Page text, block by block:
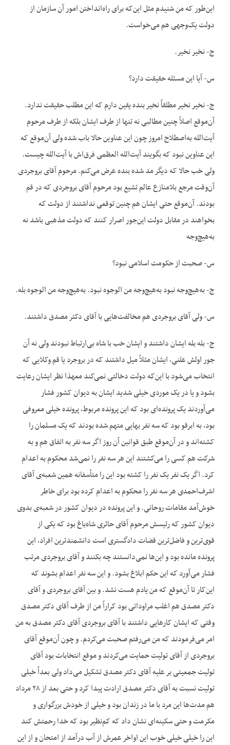
این‌طور که من شنیدم مثل این‌که برای راه‌انداختن امور آن سازمان از
دولت یک‌وجهی هم می‌خواست.
ج- نخیر نخیر.
س- آیا این مسئله حقیقت دارد؟
ج- نخیر نخیر مطلقاً نخیر بنده یقین دارم که این مطلب حقیقت ندارد.
آن‌موقع اصلاً چنین مطالبی نه تنها از طرف ایشان بلکه از طرف مرحوم
آیت‌الله به‌اصطلاح امروز چون این عناوین حالا باب شده ولی آن‌موقع که
این عناوین نبود که بگویند آیت‌الله العظمی فرق‌اش با آیت‌الله چیست.
ولی خب حالا که دیگر مد شده بنده عرض می‌کنم. مرحوم آقای بروجردی
آن‌وقت مرجع بلامنازع عالم تشیع بود مرحوم آقای بروجردی که در قم
بودند. آن‌موقع حتی ایشان هم چنین توقعی نداشتند از دولت که
بخواهند در مقابل دولت این‌جور اصرار کنند که دولت مذهبی باشد نه
به‌هیچ‌وجه
س- صحبت از حکومت اسلامی نبود؟
ج- به‌هیچ‌وجه نبود به‌هیچ‌وجه من الوجوه نبود. به‌هیچ‌وجه من الوجوه بله.
س- ولی آقای بروجردی هم مخالفت‌هایی با آقای دکتر مصدق داشتند.
ج- بله بله ایشان داشتند و ایشان خب با شاه بی‌ارتباط نبودند ولی نه آن
جور اولش علنی، ایشان مثلاً میل داشتند که در بروجرد یا قم وکلایی که
انتخاب می‌شود با این‌که دولت دخالتی نمی‌کند معهذا نظر ایشان رعایت
بشود و یا در یک موردی خیلی شدید ایشان به دیوان کشور فشار
می‌آوردند یک پرونده‌ای بود که این پرونده مربوط، پرونده خیلی معروفی
بود، به ابرقو بود که سه نفر بهایی متهم شده بودند که یک مسلمان را
کشته‌اند و در آن‌موقع طبق قوانین آن روز اگر سه نفر به اتفاق هم و به
شرکت هم کسی را می‌کشتند این هر سه نفر را نمی‌شد محکوم به اعدام
کرد. اگر یک نفر یک نفر را کشته بود این را متأسفانه همین شعبه‌ی آقای
اشرف‌احمدی هر سه نفر را محکوم به اعدام کرده بود برای خاطر
خوش‌آمد مقامات روحانی. و این پرونده در دیوان کشور در شعبه‌ی بدوی
دیوان کشور که رئیسش مرحوم آقای حائری شاه‌باغ بود که یکی از
قوی‌ترین و فاضل‌ترین قضات دادگستری است دانشمندترین افراد، این
پرونده مانده بود و این‌ها نمی‌دانستند چه بکنند و آقای بروجردی مرتب
فشار می‌آورد که این حکم ابلاغ بشود. و این سه نفر اعدام بشوند که
این‌کار تا آن‌موقع که من یادم هست نشد. و بین آقای بروجردی و آقای
دکتر مصدق هم اغلب مراوداتی بود کراراً من از طرف آقای دکتر مصدق
وقتی که ایشان کارهایی داشتند با آقای بروجردی آقای دکتر مصدق به من
امر می‌فرمودند که من می‌رفتم صحبت می‌کردم. و چون آن‌موقع آقای
بروجردی از آقای تولیت حمایت می‌کردند و موقع انتخابات بود آقای
تولیت جمعیتی بر علیه آقای دکتر مصدق تشکیل می‌داد ولی بعداً خیلی
تولیت نسبت به آقای دکتر مصدق ارادت پیدا کرد و حتی بعد از ۲۸ مرداد
هم مدت‌ها این مرد با ما در زندان بود و خیلی از خودش بزرگواری و
مکرمت و حتی سکینه‌ای نشان داد که کم‌نظیر بود که خدا رحمتش کند
این را خیلی خیلی خوب این اواخر عمرش از آب درآمد از امتحان و از این